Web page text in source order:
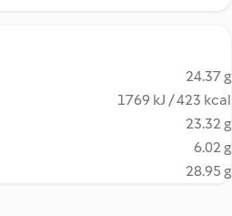
24.37 g
1769 kJ / 423 kcal
23.32 g
6.02 g
28.95 g